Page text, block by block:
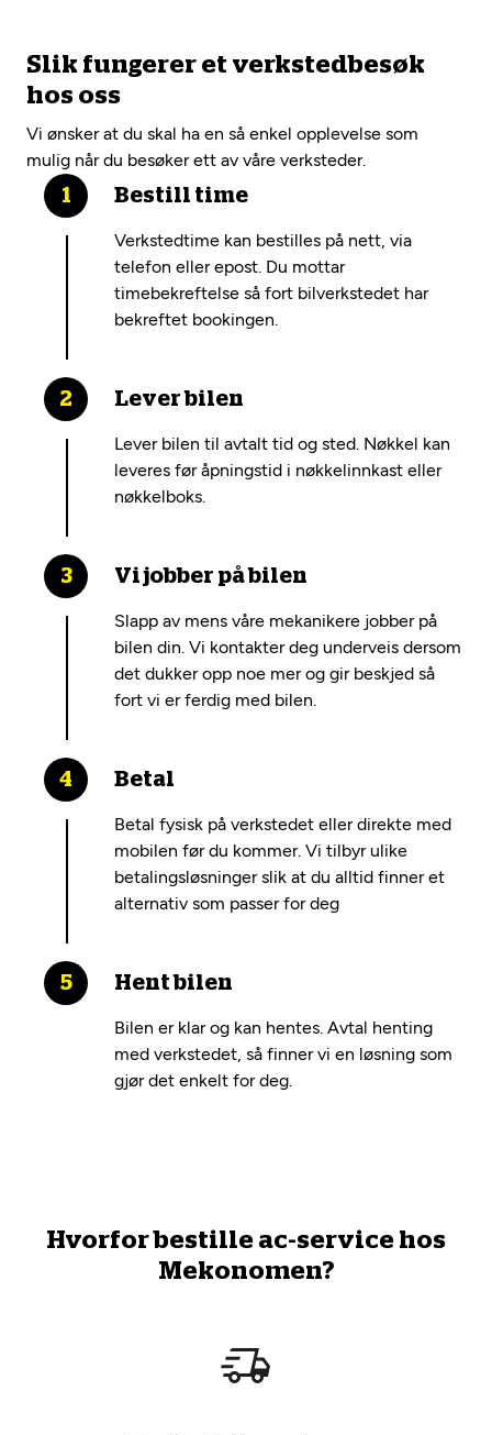
Slik fungerer et verkstedbesøk
hos oss
Vi ønsker at du skal ha en så enkel opplevelse som
mulig når du besøker ett av våre verksteder.
Bestill time
Verkstedtime kan bestilles på nett, via
telefon eller epost. Du mottar
timebekreftelse så fort bilverkstedet har
bekreftet bookingen.
Lever bilen
Lever bilen til avtalt tid og sted. Nøkkel kan
leveres før åpningstid i nøkkelinnkast eller
nøkkelboks.
Vi jobber på bilen
Slapp av mens våre mekanikere jobber på
bilen din. Vi kontakter deg underveis dersom
det dukker opp noe mer og gir beskjed så
fort vi er ferdig med bilen.
Betal
Betal fysisk på verkstedet eller direkte med
mobilen før du kommer. Vi tilbyr ulike
betalingsløsninger slik at du alltid finner et
alternativ som passer for deg
Hent bilen
Bilen er klar og kan hentes. Avtal henting
med verkstedet, så finner vi en løsning som
gjør det enkelt for deg.
Hvorfor bestille ac-service hos
Mekonomen?